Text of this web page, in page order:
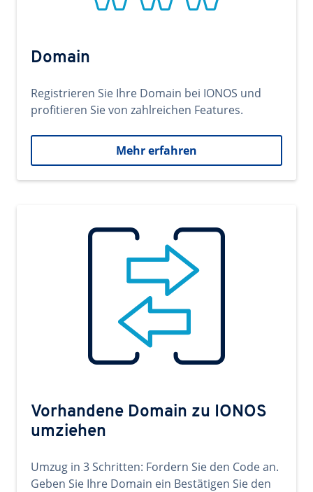
Domain
Registrieren Sie Ihre Domain bei IONOS und
profitieren Sie von zahlreichen Features.
Mehr erfahren
Vorhandene Domain zu IONOS
umziehen
Umzug in 3 Schritten: Fordern Sie den Code an.
Geben Sie Ihre Domain ein Bestätigen Sie den